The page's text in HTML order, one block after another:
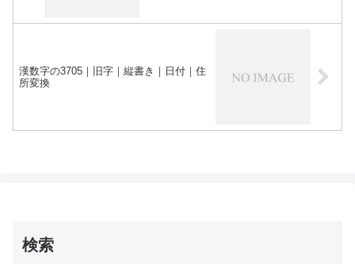
漢数字の3705｜旧字｜縦書き｜日付｜住
所変換
検索